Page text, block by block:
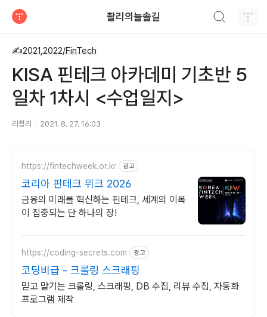
촬리의늘솔길
✍2021,2022/FinTech
KISA 핀테크 아카데미 기초반 5
일차 1차시 <수업일지>
리촬리 2021. 8. 27. 16:03
https://fintechweek.or.kr 광고
코리아 핀테크 위크 2026
금융의 미래를 혁신하는 핀테크, 세계의 이목
이 집중되는 단 하나의 장!
https://coding-secrets.com 광고
코딩비급 - 크롤링 스크래핑
믿고 맡기는 크롤링, 스크래핑, DB 수집, 리뷰 수집, 자동화
프로그램 제작